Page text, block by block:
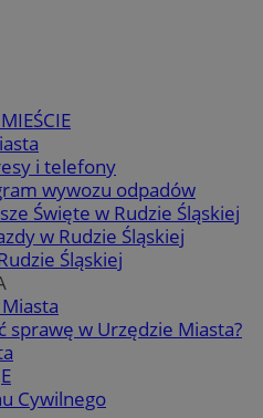
i telefony
wywozu odpadów
Święte w Rudzie Śląskiej
w Rudzie Śląskiej
Śląskiej
sprawę w Urzędzie Miasta?
Cywilnego